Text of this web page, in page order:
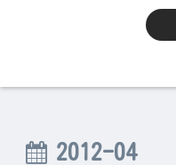
2012-04